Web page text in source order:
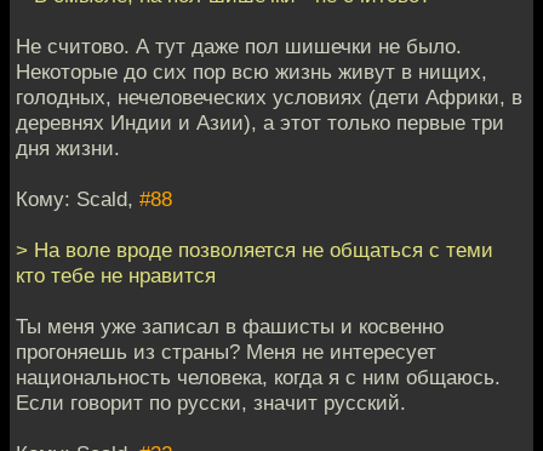
Не считово. А тут даже пол шишечки не было.
Некоторые до сих пор всю жизнь живут в нищих,
голодных, нечеловеческих условиях (дети Африки, в
деревнях Индии и Азии), а этот только первые три
дня жизни.
Кому: Scald, #88
> На воле вроде позволяется не общаться с теми
кто тебе не нравится
Ты меня уже записал в фашисты и косвенно
прогоняешь из страны? Меня не интересует
национальность человека, когда я с ним общаюсь.
Если говорит по русски, значит русский.